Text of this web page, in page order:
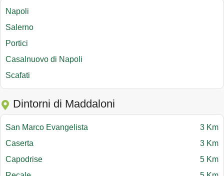
Napoli
Salerno
Portici
Casalnuovo di Napoli
Scafati
Dintorni di Maddaloni
San Marco Evangelista
3 Km
Caserta
3 Km
Capodrise
5 Km